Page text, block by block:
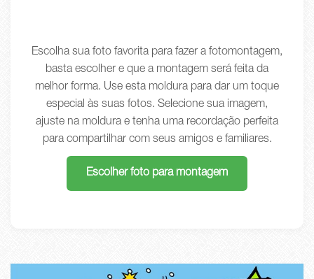
Escolha sua foto favorita para fazer a fotomontagem,
basta escolher e que a montagem será feita da
melhor forma. Use esta moldura para dar um toque
especial às suas fotos. Selecione sua imagem,
ajuste na moldura e tenha uma recordação perfeita
para compartilhar com seus amigos e familiares.
Escolher foto para montagem